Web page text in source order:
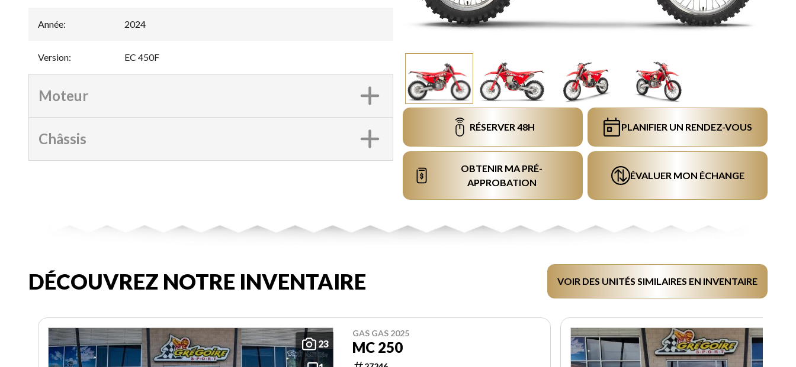
RÉSERVER 48H PLANIFIER UN RENDEZ-VOUS
OBTENIR MA PRÉ-
APPROBATION
ÉVALUER MON ÉCHANGE
Année: 2024
Version: EC 450F
Moteur
Châssis
DÉCOUVREZ NOTRE INVENTAIRE VOIR DES UNITÉS SIMILAIRES EN INVENTAIRE
23
GAS GAS 2025
MC 250